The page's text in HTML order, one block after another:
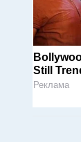
Still
Реклама